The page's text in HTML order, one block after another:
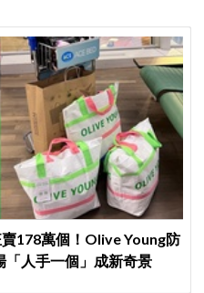
賣178萬個！Olive Young防
「人手一個」成新奇景